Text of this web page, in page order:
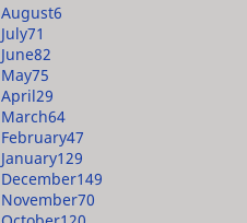
August6
July71
June82
May75
April29
March64
February47
January129
December149
November70